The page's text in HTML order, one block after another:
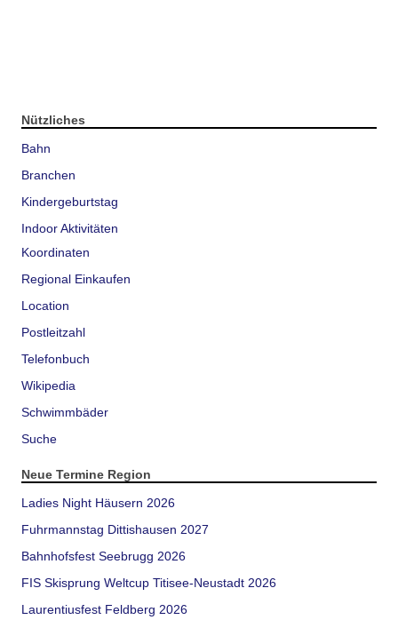
Nützliches
Bahn
Branchen
Kindergeburtstag
Indoor Aktivitäten
Koordinaten
Regional Einkaufen
Location
Postleitzahl
Telefonbuch
Wikipedia
Schwimmbäder
Suche
Neue Termine Region
Ladies Night Häusern 2026
Fuhrmannstag Dittishausen 2027
Bahnhofsfest Seebrugg 2026
FIS Skisprung Weltcup Titisee-Neustadt 2026
Laurentiusfest Feldberg 2026